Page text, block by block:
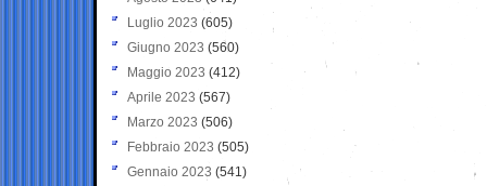
Luglio 2023 (605)
Giugno 2023 (560)
Maggio 2023 (412)
Aprile 2023 (567)
Marzo 2023 (506)
Febbraio 2023 (505)
Gennaio 2023 (541)